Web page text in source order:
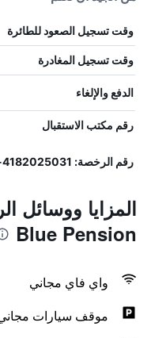
وقت تسجيل الصعود للطائرة
وقت تسجيل المغادرة
الدفع والإلغاء
رقم مكتب الاستقبال
رقم الرخصة: 4182025031-1-00510003
Blue Pension
واي فاي مجاني
موقف سيارات